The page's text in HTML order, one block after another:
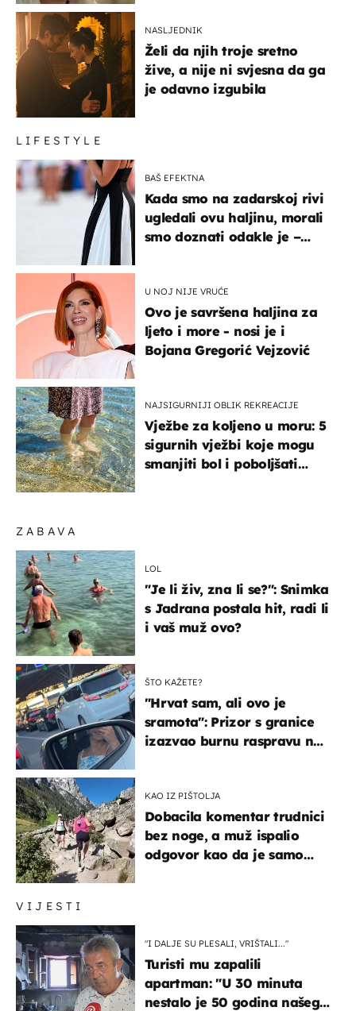
VIJESTI
"I DALJE SU PLESALI, VRIŠTALI..."
Turisti mu zapalili
apartman: "U 30 minuta
nestalo je 50 godina našeg
ZABAVA
LOL
"Je li živ, zna li se?": Snimka
s Jadrana postala hit, radi li
i vaš muž ovo?
ŠTO KAŽETE?
"Hrvat sam, ali ovo je
sramota": Prizor s granice
izazvao burnu raspravu na
KAO IZ PIŠTOLJA
Dobacila komentar trudnici
bez noge, a muž ispalio
odgovor kao da je samo
NASLJEDNIK
Želi da njih troje sretno
žive, a nije ni svjesna da ga
je odavno izgubila
LIFESTYLE
BAŠ EFEKTNA
Kada smo na zadarskoj rivi
ugledali ovu haljinu, morali
smo doznati odakle je –
U NOJ NIJE VRUĆE
Ovo je savršena haljina za
ljeto i more - nosi je i
Bojana Gregorić Vejzović
NAJSIGURNIJI OBLIK REKREACIJE
Vježbe za koljeno u moru: 5
sigurnih vježbi koje mogu
smanjiti bol i poboljšati